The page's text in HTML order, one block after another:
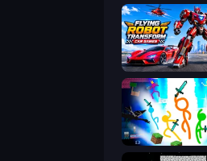
Stickman Epic